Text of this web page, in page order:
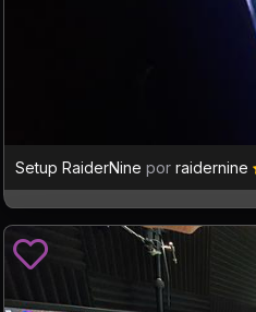
Setup RaiderNine por raidernine